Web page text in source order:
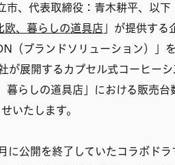
、代表取締役：青木耕平、以下
欧、暮らしの道具店 」が提供する
（ブランドソリューション）」
が展開するカプセル式コーヒー
暮らしの道具店」における販売台
いたします。
公開を終了していたコラボドラ